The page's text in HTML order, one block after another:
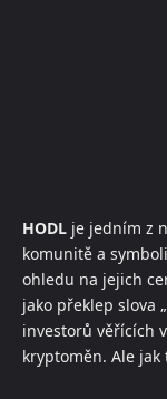
HODL je jedním z
komunitě a
ohledu na jejich
jako překlep slova
investorů věřících
kryptoměn. Ale jak